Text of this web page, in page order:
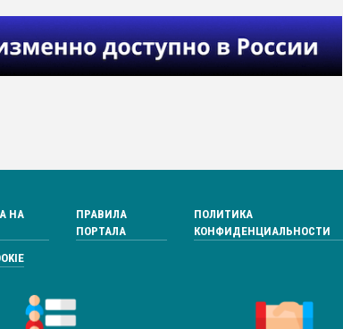
НА
ПРАВИЛА
ПОРТАЛА
ПОЛИТИКА
КОНФИДЕНЦИАЛЬНОСТИ